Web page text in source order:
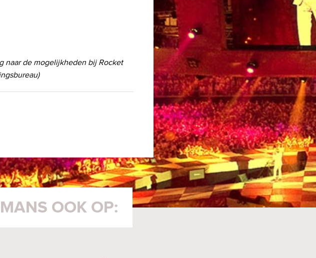
naar de mogelijkheden bij Rocket